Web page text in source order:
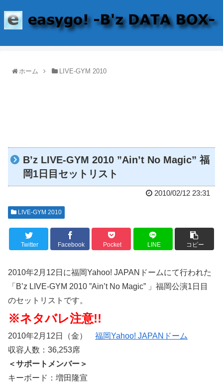
ホーム LIVE-GYM 2010
B’z LIVE-GYM 2010 ”Ain’t No Magic” 福
岡1日目セットリスト
2010/02/12 23:31
LIVE-GYM 2010
Twitter Facebook Pocket LINE コピー
2010年2月12日に福岡Yahoo! JAPANドームにて行われた
「B’z LIVE-GYM 2010 ”Ain’t No Magic” 」福岡公演1日目
のセットリストです。
※ネタバレ注意!!
2010年2月12日（金） 福岡Yahoo! JAPANドーム
収容人数：36,253席
＜サポートメンバー＞
キーボード：増田隆宣